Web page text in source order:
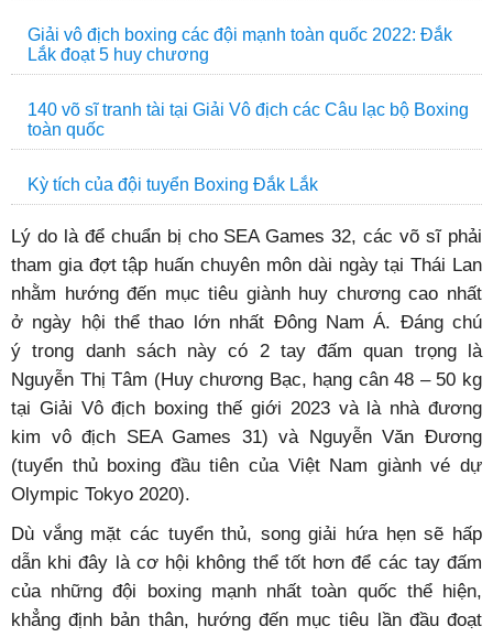
Giải vô địch boxing các đội mạnh toàn quốc 2022: Đắk
Lắk đoạt 5 huy chương
140 võ sĩ tranh tài tại Giải Vô địch các Câu lạc bộ Boxing
toàn quốc
Kỳ tích của đội tuyển Boxing Đắk Lắk
Lý do là để chuẩn bị cho SEA Games 32, các võ sĩ phải
tham gia đợt tập huấn chuyên môn dài ngày tại Thái Lan
nhằm hướng đến mục tiêu giành huy chương cao nhất
ở ngày hội thể thao lớn nhất Đông Nam Á. Đáng chú
ý trong danh sách này có 2 tay đấm quan trọng là
Nguyễn Thị Tâm (Huy chương Bạc, hạng cân 48 – 50 kg
tại Giải Vô địch boxing thế giới 2023 và là nhà đương
kim vô địch SEA Games 31) và Nguyễn Văn Đương
(tuyển thủ boxing đầu tiên của Việt Nam giành vé dự
Olympic Tokyo 2020).
Dù vắng mặt các tuyển thủ, song giải hứa hẹn sẽ hấp
dẫn khi đây là cơ hội không thể tốt hơn để các tay đấm
của những đội boxing mạnh nhất toàn quốc thể hiện,
khẳng định bản thân, hướng đến mục tiêu lần đầu đoạt